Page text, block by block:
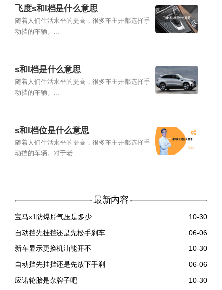
飞度s和l档是什么意思
随着人们生活水平的提高，很多车主开都选择手
动挡的车辆。...
s和l档是什么意思
随着人们生活水平的提高，很多车主开都选择手
动挡的车辆。...
s和l档位是什么意思
随着人们生活水平的提高，很多车主开都选择手
动挡的车辆。对于老...
最新内容
宝马x1防爆胎气压是多少
10-30
自动挡先挂挡还是先松手刹车
06-06
新车显示更换机油能开不
10-30
自动挡先挂挡还是先放下手刹
06-06
应诺轮胎是杂牌子吧
10-30